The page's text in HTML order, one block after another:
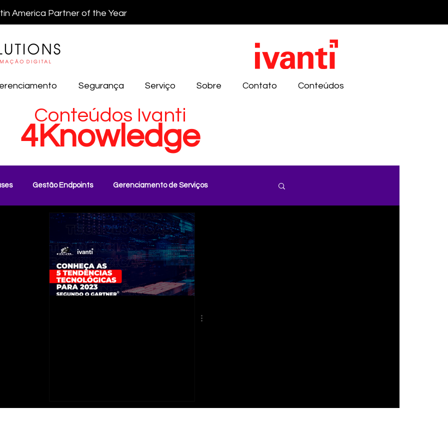
America Partner of the Year
Segurança Serviço Sobre Contato Conteúdos
Conteúdos Ivanti
4Knowledge
Gestão Endpoints Gerenciamento de Serviços
Gestão de Ativos
para 2023,